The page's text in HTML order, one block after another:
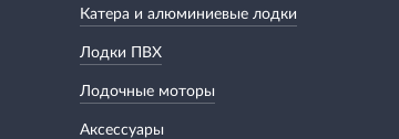
Катера и алюминиевые лодки
Лодки ПВХ
Лодочные моторы
Аксессуары